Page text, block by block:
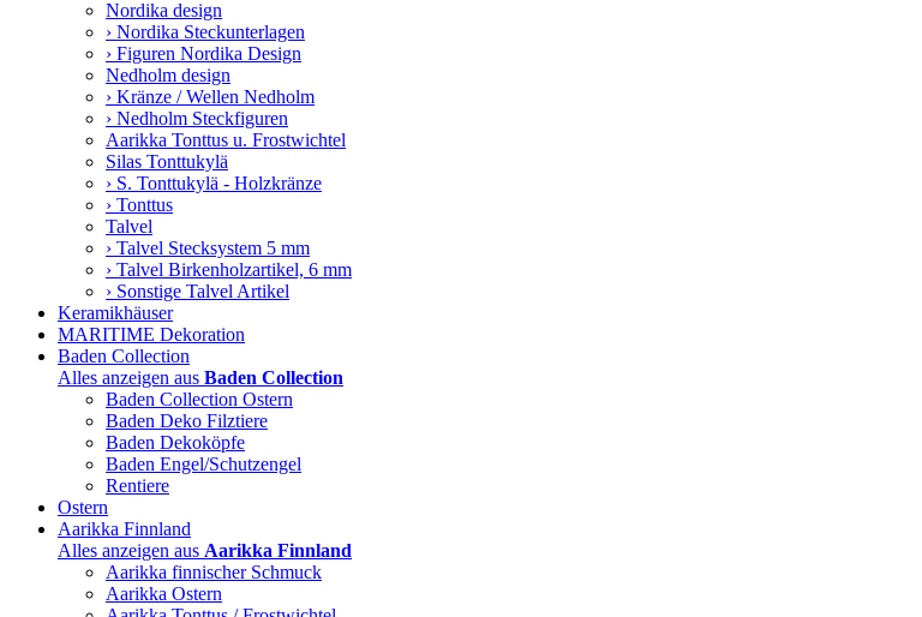
Nordika design
› Nordika Steckunterlagen
› Figuren Nordika Design
Nedholm design
› Kränze / Wellen Nedholm
› Nedholm Steckfiguren
Aarikka Tonttus u. Frostwichtel
Silas Tonttukylä
› S. Tonttukylä - Holzkränze
› Tonttus
Talvel
› Talvel Stecksystem 5 mm
› Talvel Birkenholzartikel, 6 mm
› Sonstige Talvel Artikel
Keramikhäuser
MARITIME Dekoration
Baden Collection
Alles anzeigen aus Baden Collection
Baden Collection Ostern
Baden Deko Filztiere
Baden Dekoköpfe
Baden Engel/Schutzengel
Rentiere
Ostern
Aarikka Finnland
Alles anzeigen aus Aarikka Finnland
Aarikka finnischer Schmuck
Aarikka Ostern